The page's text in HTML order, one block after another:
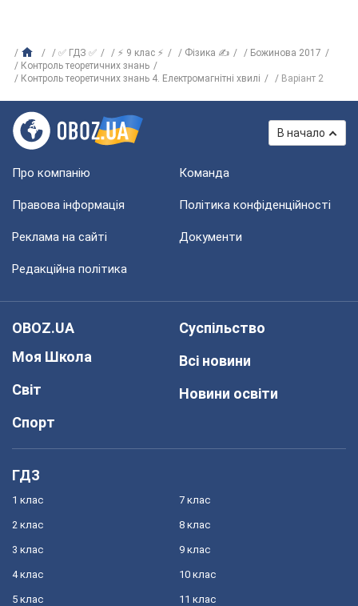
✅ ГДЗ ✅ ⚡ 9 клас ⚡ Фізика ✍
Божинова 2017
Контроль теоретичних знань
Контроль теоретичних знань 4. Електромагнітні хвилі
Варіант 2
В начало
Про компанію Команда
Правова інформація Політика конфіденційності
Реклама на сайті Документи
Редакційна політика
OBOZ.UA
Моя Школа
Світ
Спорт
Суспільство
Всі новини
Новини освіти
ГДЗ
1 клас
2 клас
3 клас
4 клас
5 клас
7 клас
8 клас
9 клас
10 клас
11 клас